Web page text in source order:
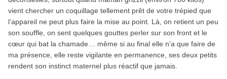
vient chercher un coquillage tellement prêt de votre trépied que
l’appareil ne peut plus faire la mise au point. Là, on retient un peu
son souffle, on sent quelques gouttes perler sur son front et le
cœur qui bat la chamade… même si au final elle n’a que faire de
ma présence, elle reste vigilante en permanence, ses deux petits
rendent son instinct maternel plus réactif que jamais.